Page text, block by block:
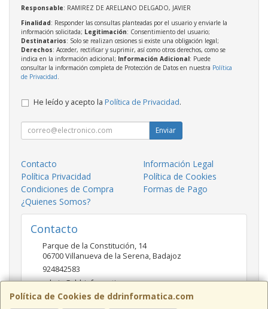
Política de Cookies de ddrinformatica.com
Responsable: RAMIREZ DE ARELLANO DELGADO, JAVIER
Finalidad: Responder las consultas planteadas por el usuario y enviarle la
información solicitada; Legitimación: Consentimiento del usuario;
Destinatarios: Solo se realizan cesiones si existe una obligación legal;
Derechos: Acceder, rectificar y suprimir, así como otros derechos, como se
indica en la información adicional; Información Adicional: Puede
consultar la información completa de Protección de Datos en nuestra Política
de Privacidad
He leído y acepto la Política de Privacidad.
Enviar
Contacto
Información Legal
Política Privacidad
Política de Cookies
Condiciones de Compra
Formas de Pago
¿Quienes Somos?
Contacto
Parque de la Constitución, 14
06700Villanueva de la Serena,Badajoz
924842583
admin@ddrinformatica.com